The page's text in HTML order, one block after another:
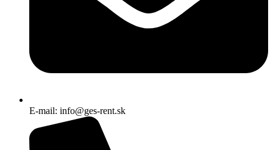
E-mail: info@ges-rent.sk